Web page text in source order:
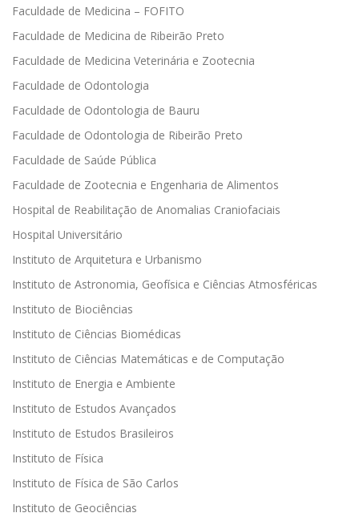
Faculdade de Medicina – FOFITO
Faculdade de Medicina de Ribeirão Preto
Faculdade de Medicina Veterinária e Zootecnia
Faculdade de Odontologia
Faculdade de Odontologia de Bauru
Faculdade de Odontologia de Ribeirão Preto
Faculdade de Saúde Pública
Faculdade de Zootecnia e Engenharia de Alimentos
Hospital de Reabilitação de Anomalias Craniofaciais
Hospital Universitário
Instituto de Arquitetura e Urbanismo
Instituto de Astronomia, Geofísica e Ciências Atmosféricas
Instituto de Biociências
Instituto de Ciências Biomédicas
Instituto de Ciências Matemáticas e de Computação
Instituto de Energia e Ambiente
Instituto de Estudos Avançados
Instituto de Estudos Brasileiros
Instituto de Física
Instituto de Física de São Carlos
Instituto de Geociências